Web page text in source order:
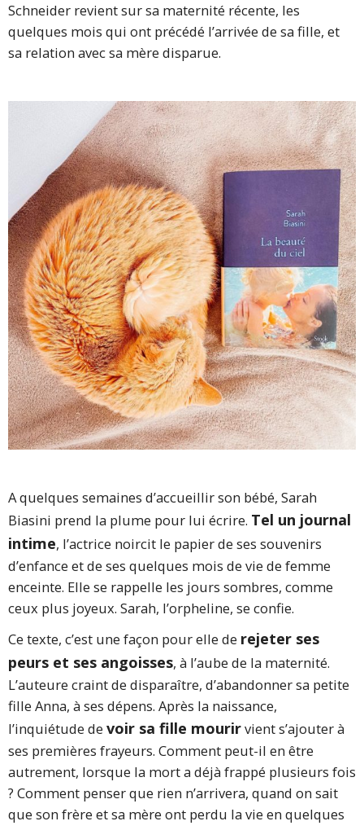
Schneider revient sur sa maternité récente, les
quelques mois qui ont précédé l’arrivée de sa fille, et
sa relation avec sa mère disparue.
A quelques semaines d’accueillir son bébé, Sarah
Biasini prend la plume pour lui écrire. Tel un journal
intime, l’actrice noircit le papier de ses souvenirs
d’enfance et de ses quelques mois de vie de femme
enceinte. Elle se rappelle les jours sombres, comme
ceux plus joyeux. Sarah, l’orpheline, se confie.
Ce texte, c’est une façon pour elle de rejeter ses
peurs et ses angoisses, à l’aube de la maternité.
L’auteure craint de disparaître, d’abandonner sa petite
fille Anna, à ses dépens. Après la naissance,
l’inquiétude de voir sa fille mourirvient s’ajouter à
ses premières frayeurs. Comment peut-il en être
autrement, lorsque la mort a déjà frappé plusieurs fois
? Comment penser que rien n’arrivera, quand on sait
que son frère et sa mère ont perdu la vie en quelques